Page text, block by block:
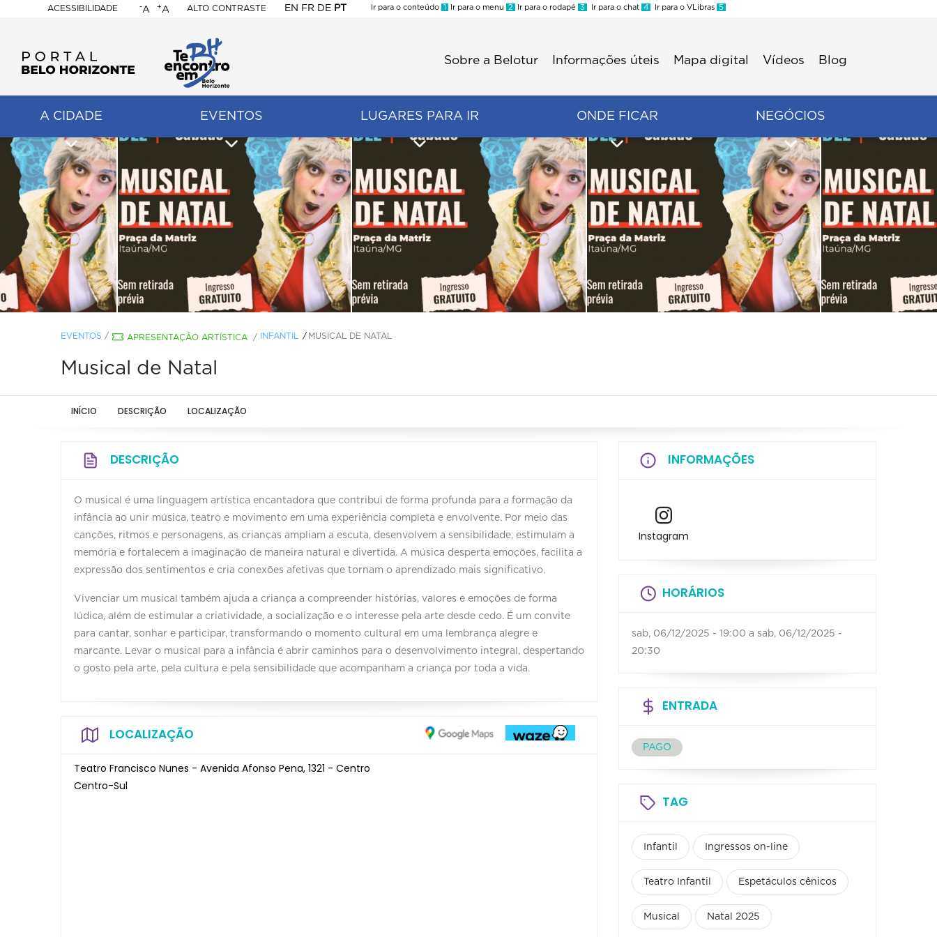
ACESSIBILIDADE
BELO
HORIZONTE
-A +A ALTO CONTRASTE EN FR DE PT
Ir para o conteúdo 1 Ir para o menu 2 Ir para o rodapé 3 Ir para o chat 4 Ir para o VLibras 5
Sobre a Belotur Informações úteis Mapa digital Vídeos Blog
A CIDADE EVENTOS LUGARES PARA IR ONDE FICAR NEGÓCIOS
EVENTOS / APRESENTAÇÃO ARTÍSTICA / INFANTIL MUSICAL DE NATAL
Musical de Natal
INÍCIO DESCRIÇÃO LOCALIZAÇÃO
DESCRIÇÃO
O musical é uma linguagem artística encantadora que contribui de forma profunda para a formação da
infância ao unir música, teatro e movimento em uma experiência completa e envolvente. Por meio das
canções, ritmos e personagens, as crianças ampliam a escuta, desenvolvem a sensibilidade, estimulam a
memória e fortalecem a imaginação de maneira natural e divertida. A música desperta emoções, facilita a
expressão dos sentimentos e cria conexões afetivas que tornam o aprendizado mais significativo.
Vivenciar um musical também ajuda a criança a compreender histórias, valores e emoções de forma
lúdica, além de estimular a criatividade, a socialização e o interesse pela arte desde cedo. É um convite
para cantar, sonhar e participar, transformando o momento cultural em uma lembrança alegre e
marcante. Levar o musical para a infância é abrir caminhos para o desenvolvimento integral, despertando
o gosto pela arte, pela cultura e pela sensibilidade que acompanham a criança por toda a vida.
LOCALIZAÇÃO
Teatro Francisco Nunes - Avenida Afonso Pena, 1321 - Centro
Centro-Sul
INFORMAÇÕES
Instagram
HORÁRIOS
sab, 06/12/2025 - 19:00 a sab, 06/12/2025 -
20:30
ENTRADA
PAGO
TAG
Infantil Ingressos on-line
Teatro Infantil Espetáculos cênicos
Musical Natal 2025